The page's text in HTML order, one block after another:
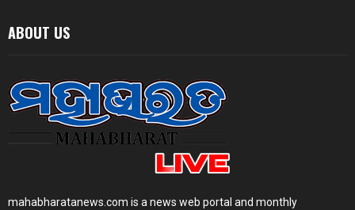
ABOUT US
mahabharatanews.com is a news web portal and monthly